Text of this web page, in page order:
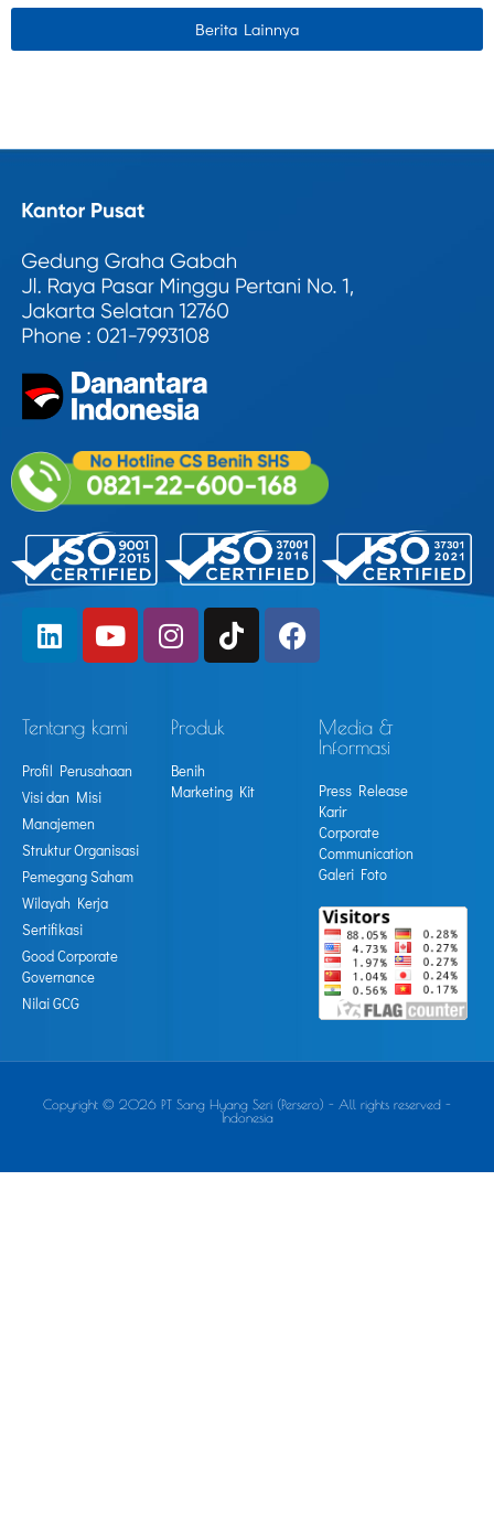
Berita Lainnya
Tentang kami
Profil Perusahaan
Visi dan Misi
Manajemen
Struktur Organisasi
Pemegang Saham
Wilayah Kerja
Sertifikasi
Good Corporate
Governance
Nilai GCG
Produk
Benih
Marketing Kit
Media &
Informasi
Press Release
Karir
Corporate
Communication
Galeri Foto
Copyright © 2026 PT Sang Hyang Seri (Persero) - All rights reserved -
Indonesia